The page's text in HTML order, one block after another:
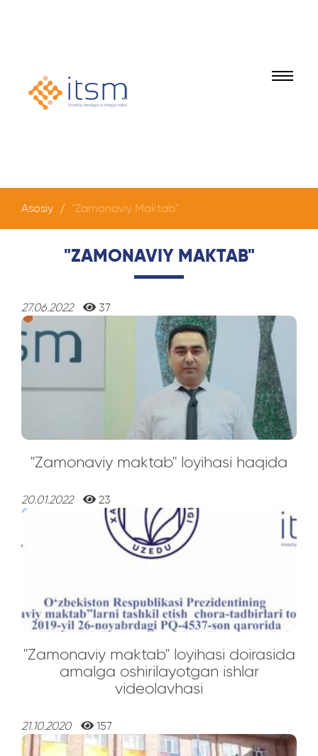
Asosiy "Zamonaviy Maktab"
"ZAMONAVIY MAKTAB"
27.06.2022 37
"Zamonaviy maktab" loyihasi haqida
20.01.2022 23
"Zamonaviy maktab" loyihasi doirasida
amalga oshirilayotgan ishlar
videolavhasi
21.10.2020 157